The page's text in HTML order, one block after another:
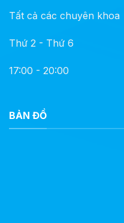
Tất cả các chuyên khoa
Thứ 2 - Thứ 6
17:00 - 20:00
BẢN ĐỒ